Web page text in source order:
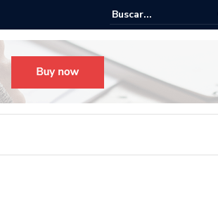
Todo listo para el Festival Desfile Día de